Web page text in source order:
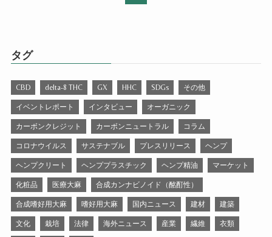
タグ
CBD delta-8 THC GX HHC SDGs その他
イベントレポート インタビュー オーガニック
カーボンクレジット カーボンニュートラル コラム
コロナウイルス サステナブル プレスリリース ヘンプ
ヘンプクリート ヘンププラスチック ヘンプ精油 マーケット
化粧品 医療大麻 合成カンナビノイド（酩酊性）
合成嗜好用大麻 嗜好用大麻 国内ニュース 建材 建築
文化 栽培 法律 海外ニュース 産業 繊維 衣類